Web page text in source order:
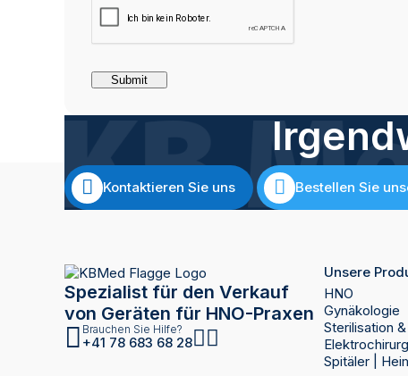
Kontaktieren Sie uns Bestellen Sie
Spezialist für den Verkauf
von Geräten für HNO-Praxen
Brauchen Sie Hilfe?
+41 78 683 68 28
Unsere
HNO
Gynäkologie
Sterilisation
Spitäler |